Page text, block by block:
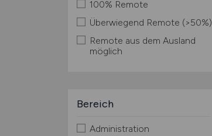
100% Remote
Überwiegend Remote (>50%)
Remote aus dem Ausland
möglich
Bereich
Administration